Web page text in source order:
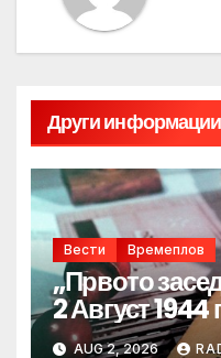
Други
Вести Времеплов
„Првото
2 Август 1944
AUG 2, 2026